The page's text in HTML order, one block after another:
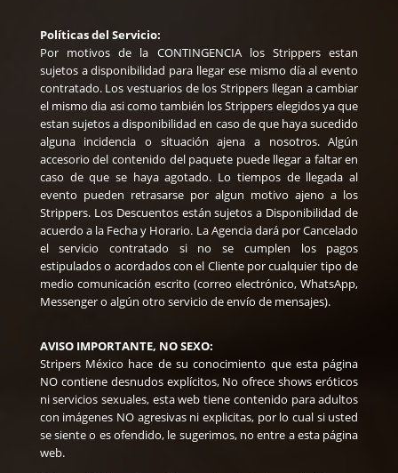
Políticas del Servicio:
Por motivos de la CONTINGENCIA los Strippers estan
sujetos a disponibilidad para llegar ese mismo día al evento
contratado. Los vestuarios de los Strippers llegan a cambiar
el mismo dia asi como también los Strippers elegidos ya que
estan sujetos a disponibilidad en caso de que haya sucedido
alguna incidencia o situación ajena a nosotros. Algún
accesorio del contenido del paquete puede llegar a faltar en
caso de que se haya agotado. Lo tiempos de llegada al
evento pueden retrasarse por algun motivo ajeno a los
Strippers. Los Descuentos están sujetos a Disponibilidad de
acuerdo a la Fecha y Horario. La Agencia dará por Cancelado
el servicio contratado si no se cumplen los pagos
estipulados o acordados con el Cliente por cualquier tipo de
medio comunicación escrito (correo electrónico, WhatsApp,
Messenger o algún otro servicio de envío de mensajes).
AVISO IMPORTANTE, NO SEXO:
Stripers México hace de su conocimiento que esta página
NO contiene desnudos explícitos, No ofrece shows eróticos
ni servicios sexuales, esta web tiene contenido para adultos
con imágenes NO agresivas ni explicitas, por lo cual si usted
se siente o es ofendido, le sugerimos, no entre a esta página
web.